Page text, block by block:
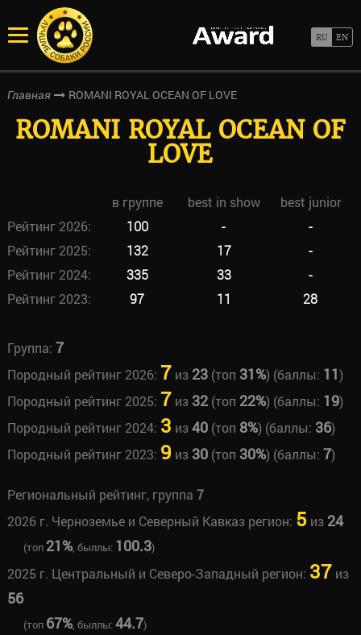
Главная ROMANI ROYAL OCEAN OF LOVE
ROMANI ROYAL OCEAN OF
LOVE
в группе best in show
best junior
Рейтинг 2026:
100 -
-
Рейтинг 2025:
132 17
-
Рейтинг 2024:
335 33
-
Рейтинг 2023:
97 11 28
Группа: 7
Породный рейтинг 2026: 7 из 23(топ 31%) (баллы: 11)
Породный рейтинг 2025: 7 из 32(топ 22%) (баллы: 19)
Породный рейтинг 2024: 3 из40(топ 8%) (баллы: 36)
Породный рейтинг 2023: 9 из 30(топ 30%) (баллы: 7)
Региональный рейтинг, группа 7
2026 г. Черноземье и Северный Кавказ регион: 5из 24
(топ 21%, быллы: 100.3)
2025 г. Центральный и Северо-Западный регион: 37 из
56
(топ 67%, быллы:44.7)